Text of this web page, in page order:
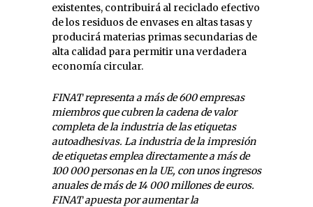
existentes, contribuirá al reciclado efectivo
de los residuos de envases en altas tasas y
producirá materias primas secundarias de
alta calidad para permitir una verdadera
economía circular.
FINAT representa a más de 600 empresas
miembros que cubren la cadena de valor
completa de la industria de las etiquetas
autoadhesivas. La industria de la impresión
de etiquetas emplea directamente a más de
100 000 personas en la UE, con unos ingresos
anuales de más de 14 000 millones de euros.
FINAT apuesta por aumentar la